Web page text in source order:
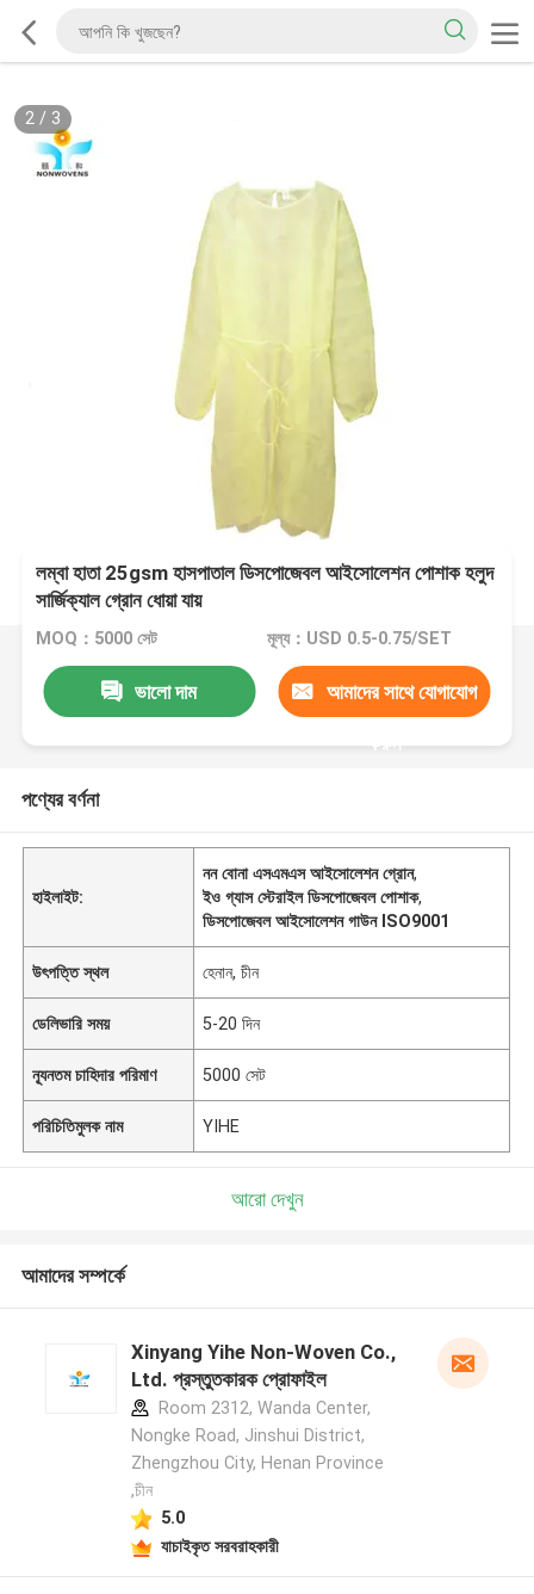
2/ 3
লম্বা হাতা 25gsm হাসপাতাল ডিসপোজেবল আইসোলেশন পোশাক হলুদ
সার্জিক্যাল গ্রোন ধোয়া যায়
MOQ：5000 সেট মূল্য：USD 0.5-0.75/SET
ভালো দাম আমাদের সাথে যোগাযোগ
করুন
পণ্যের বর্ণনা
হাইলাইট:
নন বোনা এসএমএস আইসোলেশন গ্রোন,
ইও গ্যাস স্টেরাইল ডিসপোজেবল পোশাক,
ডিসপোজেবল আইসোলেশন গাউন ISO9001
উৎপত্তি স্থল হেনান, চীন
ডেলিভারি সময় 5-20 দিন
ন্যূনতম চাহিদার পরিমাণ 5000 সেট
পরিচিতিমুলক নাম YIHE
আরো দেখুন
আমাদের সম্পর্কে
Xinyang Yihe Non-Woven Co.,
Ltd. প্রস্তুতকারক প্রোফাইল
Room 2312, Wanda Center,
Nongke Road, Jinshui District,
Zhengzhou City, Henan Province
,চীন
5.0
যাচাইকৃত সরবরাহকারী